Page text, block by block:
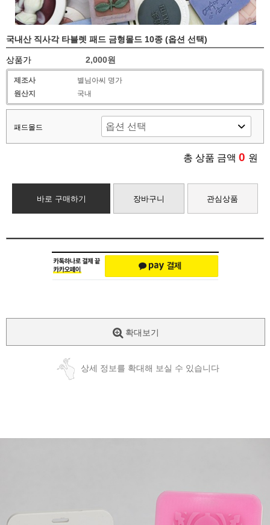
국내산 직사각 타블렛 패드 금형몰드 10종 (옵션 선택)
상품가 2,000원
제조사
별님아씨 명가
원산지
국내
패드몰드
총 상품 금액 0 원
바로 구매하기 장바구니 관심상품
확대보기
상세 정보를 확대해 보실 수 있습니다